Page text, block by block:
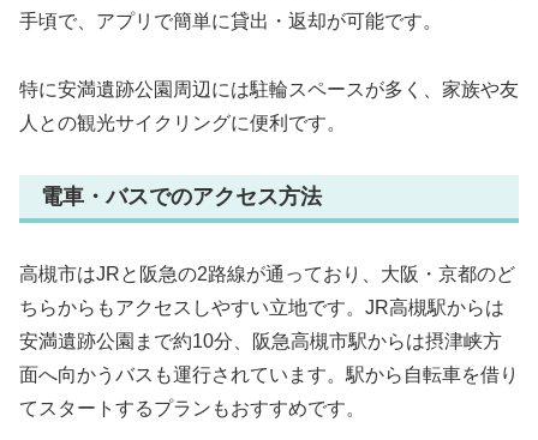
手頃で、アプリで簡単に貸出・返却が可能です。
特に安満遺跡公園周辺には駐輪スペースが多く、家族や友
人との観光サイクリングに便利です。
電車・バスでのアクセス方法
高槻市はJRと阪急の2路線が通っており、大阪・京都のど
ちらからもアクセスしやすい立地です。JR高槻駅からは
安満遺跡公園まで約10分、阪急高槻市駅からは摂津峡方
面へ向かうバスも運行されています。駅から自転車を借り
てスタートするプランもおすすめです。